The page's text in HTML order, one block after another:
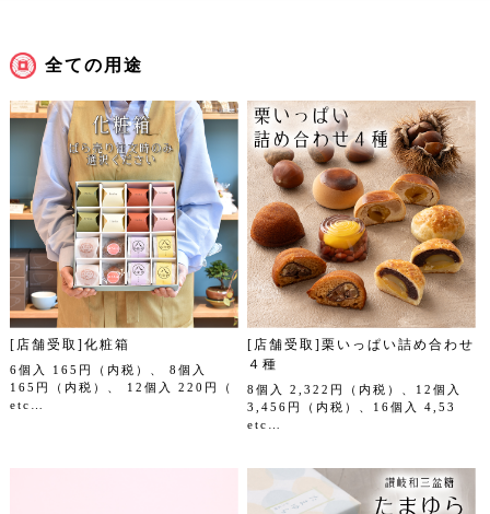
全ての用途
[店舗受取]化粧箱
6個入 165円（内税）、 8個入
165円（内税）、 12個入 220円（
etc…
[店舗受取]栗いっぱい詰め合わせ
４種
8個入 2,322円（内税）、12個入
3,456円（内税）、16個入 4,53
etc…